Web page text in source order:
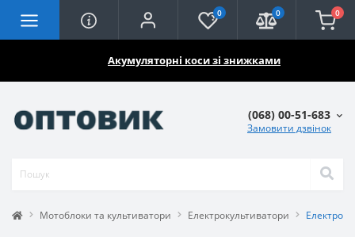
Акумуляторні коси зі знижками
0 0 0
(068) 00-51-683
Замовити дзвінок
Мотоблоки та культиватори Електрокультиватори